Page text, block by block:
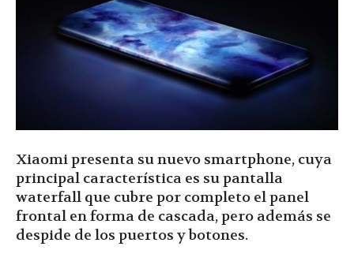
|
Xiaomi presenta su nuevo smartphone, cuya
principal característica es su pantalla
waterfall que cubre por completo el panel
frontal en forma de cascada, pero además se
despide de los puertos y botones.